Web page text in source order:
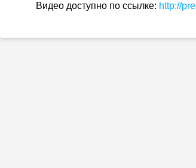
Видео доступно по ссылке: http://